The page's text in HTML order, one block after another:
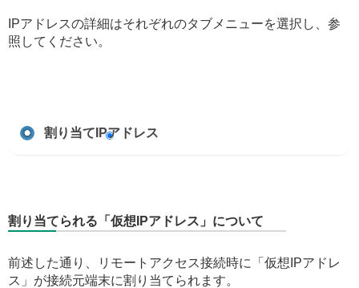
IPアドレスの詳細はそれぞれのタブメニューを選択し、参
照してください。
割り当てIPアドレス
割り当てられる「仮想IPアドレス」について
前述した通り、リモートアクセス接続時に「仮想IPアドレ
ス」が接続元端末に割り当てられます。